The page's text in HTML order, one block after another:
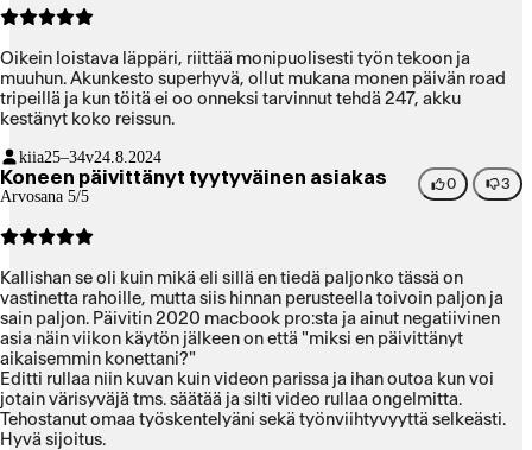
Verkkokaupassa myyjät olivat tosi kivoja. On paljon mukavampaa
Oikein loistava läppäri, riittää monipuolisesti työn tekoon ja
muuhun. Akunkesto superhyvä, ollut mukana monen päivän road
tripeillä ja kun töitä ei oo onneksi tarvinnut tehdä 247, akku
kestänyt koko reissun.
kiia25–34v24.8.2024
Koneen päivittänyt tyytyväinen asiakas
Arvosana 5/5
0 3
Kallishan se oli kuin mikä eli sillä en tiedä paljonko tässä on
vastinetta rahoille, mutta siis hinnan perusteella toivoin paljon ja
sain paljon. Päivitin 2020 macbook pro:sta ja ainut negatiivinen
asia näin viikon käytön jälkeen on että "miksi en päivittänyt
aikaisemmin konettani?"
Editti rullaa niin kuvan kuin videon parissa ja ihan outoa kun voi
jotain värisyväjä tms. säätää ja silti video rullaa ongelmitta.
Tehostanut omaa työskentelyäni sekä työnviihtyvyyttä selkeästi.
Hyvä sijoitus.